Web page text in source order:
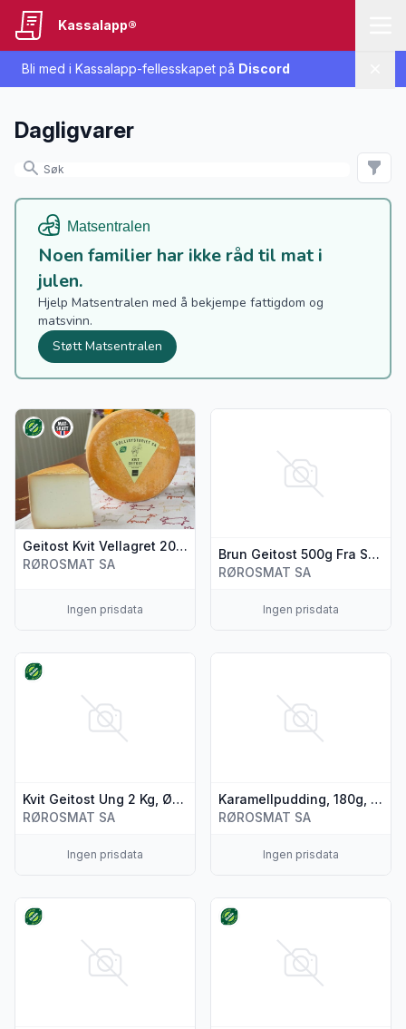
Bli med i Kassalapp-fellesskapet på Discord
Kassalapp®
Dagligvarer
Noen familier har ikke råd til mat i
julen.
Hjelp Matsentralen med å bekjempe fattigdom og
matsvinn.
Støtt Matsentralen
Geitost Kvit Vellagret 200g Solliaysteriet
RØROSMAT SA
Ingen prisdata
Vis flere detaljer for produktet "Geitost Kvit Vellagret 200g
Brun Geitost 500g Fra Solliaysteriet
RØROSMAT SA
Ingen prisdata
Kvit Geitost Ung 2 Kg, Økologisk Fra Solliaysteriet
RØROSMAT SA
Ingen prisdata
Vis flere detaljer for produktet "Kvit Geitost Ung 2 Kg,
Karamellpudding, 180g, av Geitmelk Fra Solliaysteriet
RØROSMAT SA
Ingen prisdata
Vis flere detaljer for produktet "Kvit Geitost Ung, 1.2 Kg,
Vis flere detaljer for